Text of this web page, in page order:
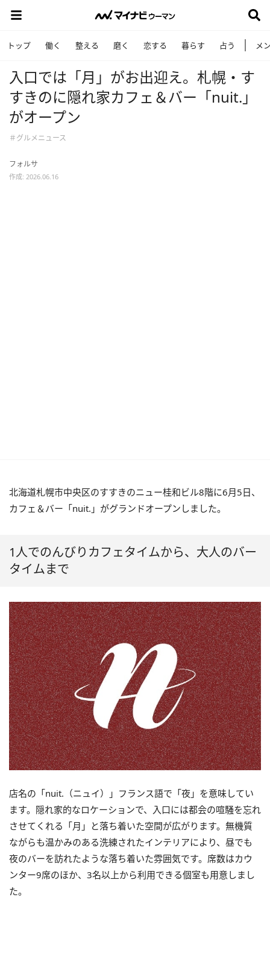
トップ 働く 整える 磨く 恋する 暮らす 占う メ
入口では「月」がお出迎え。札幌・す
すきのに隠れ家カフェ＆バー「nuit.」
がオープン
＃グルメニュース
フォルサ
作成: 2026.06.16
北海道札幌市中央区のすすきのニュー桂和ビル8階に6月5日、
カフェ＆バー「nuit.」がグランドオープンしました。
1人でのんびりカフェタイムから、大人のバー
タイムまで
店名の「nuit.（ニュイ）」フランス語で「夜」を意味してい
ます。隠れ家的なロケーションで、入口には都会の喧騒を忘れ
させてくれる「月」と落ち着いた空間が広がります。無機質
ながらも温かみのある洗練されたインテリアにより、昼でも
夜のバーを訪れたような落ち着いた雰囲気です。席数はカウ
ンター9席のほか、3名以上から利用できる個室も用意しまし
た。